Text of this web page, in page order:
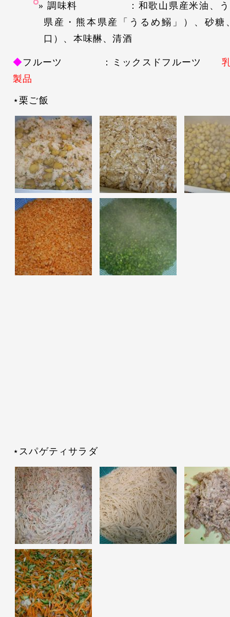
調味料 ：和歌山県産米油、うる
県産・熊本県産「うるめ鰯」）、砂糖
口）、本味醂、清酒
◆フルーツ ：ミックスドフルーツ
乳
製品
⋆栗ご飯
⋆スパゲティサラダ